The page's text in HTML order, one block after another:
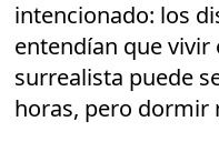
intencionado: los
entendían que vivir
surrealista puede
horas, pero dormir